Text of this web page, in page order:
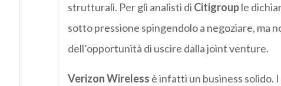
strutturali. Per gli analisti di Citigrouple
sotto pressione spingendolo a negoziare, ma
dell’opportunità di uscire dalla joint venture.
Verizon Wireless è infatti un business